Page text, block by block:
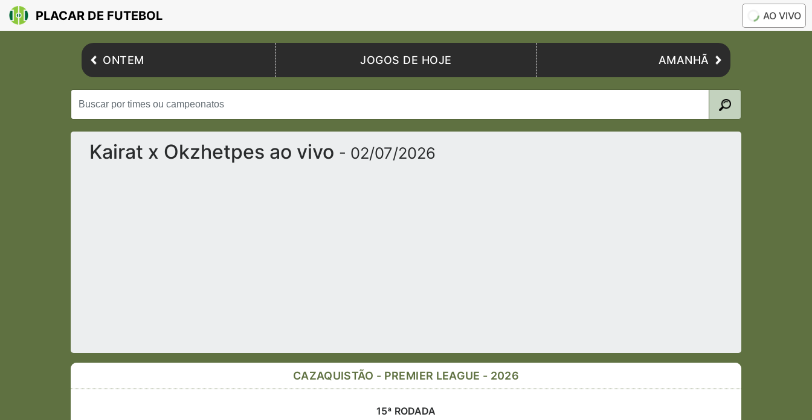
PLACAR DE FUTEBOL AO VIVO
ONTEM JOGOS DE HOJE AMANHÃ
Kairat x Okzhetpes ao vivo - 02/07/2026
CAZAQUISTÃO - PREMIER LEAGUE - 2026
15ª RODADA